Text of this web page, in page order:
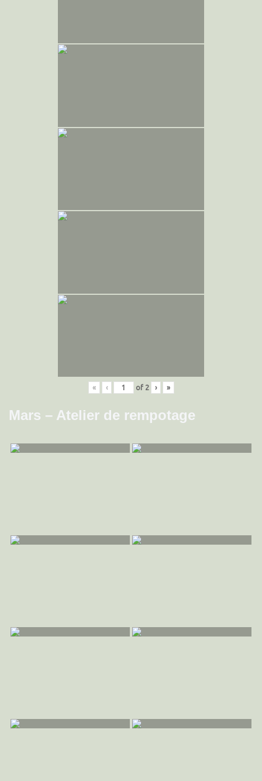
« ‹ of 2 › »
Mars – Atelier de rempotage